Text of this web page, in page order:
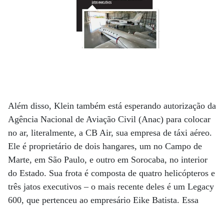
Além disso, Klein também está esperando autorização da
Agência Nacional de Aviação Civil (Anac) para colocar
no ar, literalmente, a CB Air, sua empresa de táxi aéreo.
Ele é proprietário de dois hangares, um no Campo de
Marte, em São Paulo, e outro em Sorocaba, no interior
do Estado. Sua frota é composta de quatro helicópteros e
três jatos executivos – o mais recente deles é um Legacy
600, que pertenceu ao empresário Eike Batista. Essa